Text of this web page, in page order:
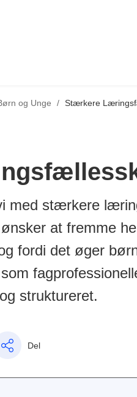
og Unge / Stærkere
med stærkere
at fremme
fordi det øger
struktureret.
Del